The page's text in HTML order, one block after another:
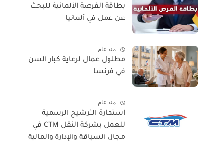
بطاقة الفرصة الألمانية للبحث
عن عمل في ألمانيا
منذ عام
مطلول عمال لرعاية كبار السن
في فرنسا
منذ عام
استمارة الترشيح الرسمية
للعمل بشركة النقل CTM في
مجال السياقة والإدارة والمالية